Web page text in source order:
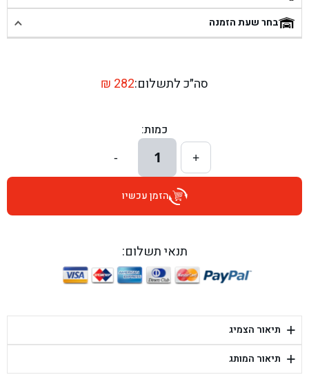
בן גל - שכונת אזור תעשייה זעירה, עיילבון - עיילבון
בן גל - דרך השבעה 20, אזור - אזור
בן גל - הרצל 6, גדרה - גדרה
בן גל - שדרות דוד בן גוריון 8, באר שבע - באר שבע
בן גל - היובלים 26, הוד השרון - הוד השרון
בן גל - יפת 88, תל אביב יפו - תל אביב
בן גל - דור אלון הר טוב - בית שמש
בחר שעת הזמנה
סה״כ לתשלום: ₪ 282
כמות:
+
1
-
הזמן עכשיו
תנאי תשלום:
+ תיאור הצמיג
+ תיאור המותג